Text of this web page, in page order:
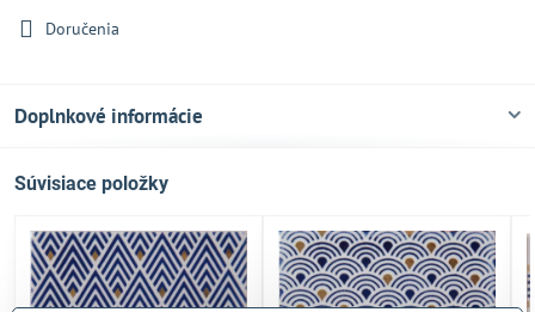
Doručenia
Doplnkové informácie
Súvisiace položky